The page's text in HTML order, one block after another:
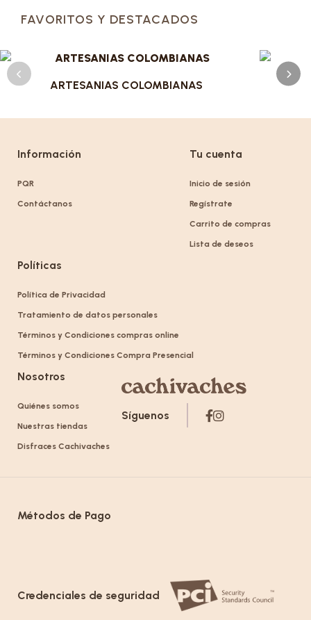
FAVORITOS Y DESTACADOS
ARTESANIAS COLOMBIANAS
Información
PQR
Contáctanos
Tu cuenta
Inicio de sesión
Regístrate
Carrito de compras
Lista de deseos
Políticas
Política de Privacidad
Tratamiento de datos personales
Términos y Condiciones compras online
Términos y Condiciones Compra Presencial
Nosotros
Quiénes somos
Nuestras tiendas
Disfraces Cachivaches
Síguenos
Métodos de Pago
Credenciales de seguridad